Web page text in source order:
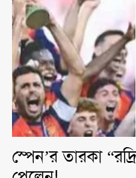
স্পেন’র তারকা